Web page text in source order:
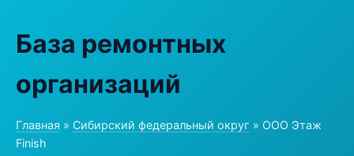
База ремонтных
организаций
Главная » Сибирский федеральный округ » ООО Этаж
Finish